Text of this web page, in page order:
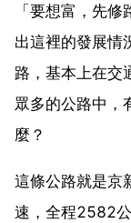
「要想富，先
出這裡的發展情
路，基本上在交
眾多的公路中，
麼？
這條公路就是京
速，全程2582